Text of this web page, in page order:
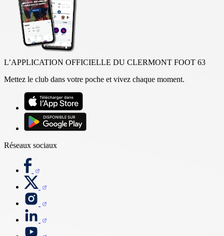
L’APPLICATION OFFICIELLE DU CLERMONT FOOT 63
Mettez le club dans votre poche et vivez chaque moment.
Réseaux sociaux